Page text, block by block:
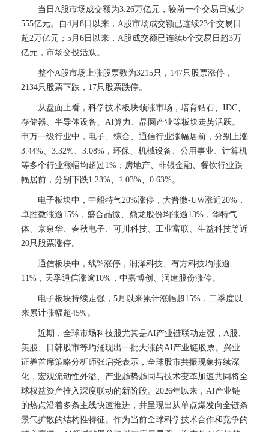
当日A股市场成交额为3.26万亿元，较前一个交易日减少
555亿元。自4月8日以来，A股市场成交额已连续23个交易日
超2万亿元；5月6日以来，A股成交额已连续6个交易日超3万
亿元，市场交投活跃。
整个A股市场上涨股票数为3215只，147只股票涨停，
2134只股票下跌，17只股票跌停。
从盘面上看，科学技术板块领涨市场，培育钻石、IDC、
存储器、半导体设备、AI算力、晶圆产业等板块走势活跃。
申万一级行业中，电子、综合、通信行业涨幅居前，分别上涨
3.44%、3.32%、3.08%，环保、机械设备、公用事业、计算机
等多个行业涨幅均超过1%；房地产、非银金融、餐饮行业跌
幅居前，分别下跌1.23%、1.03%、0.63%。
电子板块中，中船特气20%涨停，大普微-UW涨近20%，
卓胜微涨逾15%，盛合晶微、鼎龙股份均涨逾13%，华特气
体、京泉华、春秋电子、可川科技、工业富联、生益科技等近
20只股票涨停。
通信板块中，线%涨停，润泽科技、有方科技均涨逾
11%，天孚通信涨逾10%，中嘉博创、润建股份涨停。
电子板块持续走强，5月以来累计涨幅超15%，二季度以
来累计涨幅超45%。
近期，全球市场科技股尤其是AI产业链联动走强，A股、
美股、日韩股市等均涌现出一批大涨的AI产业链股票。兴业
证券首席策略分析师张启尧表示，全球股市共振现象持续深
化，宏观流动性外溢、产业趋势趋同与技术变革加速共同将全
球权益资产推入深度联动的新阶段。2026年以来，AI产业链
的热点沿着多条主线快速推进，并呈现出从单点爆发向全链条
景气扩散的结构性特征。作为当前全球科学技术合作和竞争的